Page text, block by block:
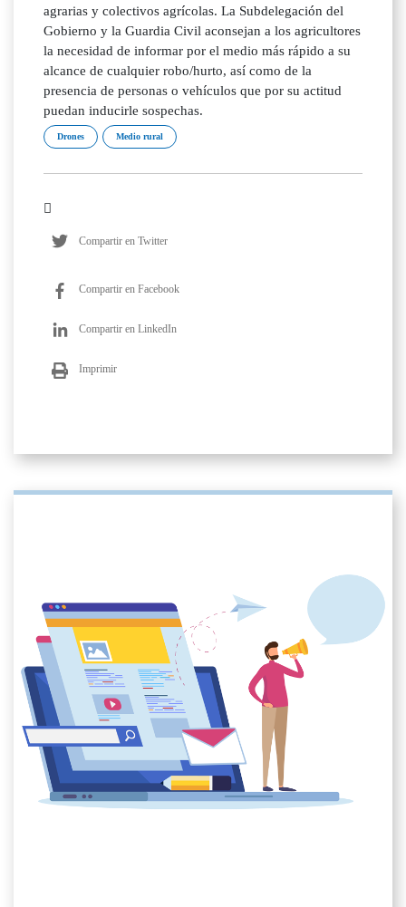
agrarias y colectivos agrícolas. La Subdelegación del
Gobierno y la Guardia Civil aconsejan a los agricultores
la necesidad de informar por el medio más rápido a su
alcance de cualquier robo/hurto, así como de la
presencia de personas o vehículos que por su actitud
puedan inducirle sospechas.
Drones Medio rural
Compartir en Twitter
Compartir en Facebook
Compartir en LinkedIn
Imprimir